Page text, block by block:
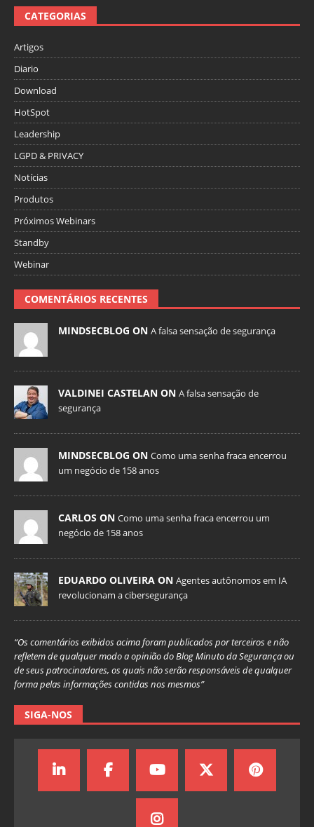
CATEGORIAS
Artigos
Diario
Download
HotSpot
Leadership
LGPD & PRIVACY
Notícias
Produtos
Próximos Webinars
Standby
Webinar
COMENTÁRIOS RECENTES
MINDSECBLOG ON A falsa sensação de segurança
VALDINEI CASTELAN ON A falsa sensação de
segurança
MINDSECBLOG ON Como uma senha fraca encerrou
um negócio de 158 anos
CARLOS ON Como uma senha fraca encerrou um
negócio de 158 anos
EDUARDO OLIVEIRA ON Agentes autônomos em IA
revolucionam a cibersegurança
“Os comentários exibidos acima foram publicados por terceiros e não
refletem de qualquer modo a opinião do Blog Minuto da Segurança ou
de seus patrocinadores, os quais não serão responsáveis de qualquer
forma pelas informações contidas nos mesmos”
SIGA-NOS